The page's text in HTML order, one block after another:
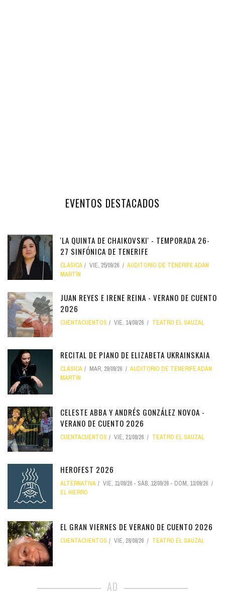
EVENTOS DESTACADOS
'LA QUINTA DE CHAIKOVSKI' - TEMPORADA 26-
27 SINFÓNICA DE TENERIFE
CLÁSICA VIE, 25/09/26
AUDITORIO DE TENERIFE ADÁN
MARTÍN
JUAN REYES E IRENE REINA - VERANO DE CUENTO
2026
CUENTACUENTOS VIE, 14/08/26 TEATRO EL SAUZAL
RECITAL DE PIANO DE ELIZABETA UKRAINSKAIA
CLÁSICA MAR, 29/09/26
AUDITORIO DE TENERIFE ADÁN
MARTÍN
CELESTE ABBA Y ANDRÉS GONZÁLEZ NOVOA -
VERANO DE CUENTO 2026
CUENTACUENTOS VIE, 21/08/26 TEATRO EL SAUZAL
HEROFEST 2026
ALTERNATIVA VIE, 11/09/26 - SÁB, 12/09/26 - DOM, 13/09/26
EL HIERRO
EL GRAN VIERNES DE VERANO DE CUENTO 2026
CUENTACUENTOS VIE, 28/08/26 TEATRO EL SAUZAL
AD